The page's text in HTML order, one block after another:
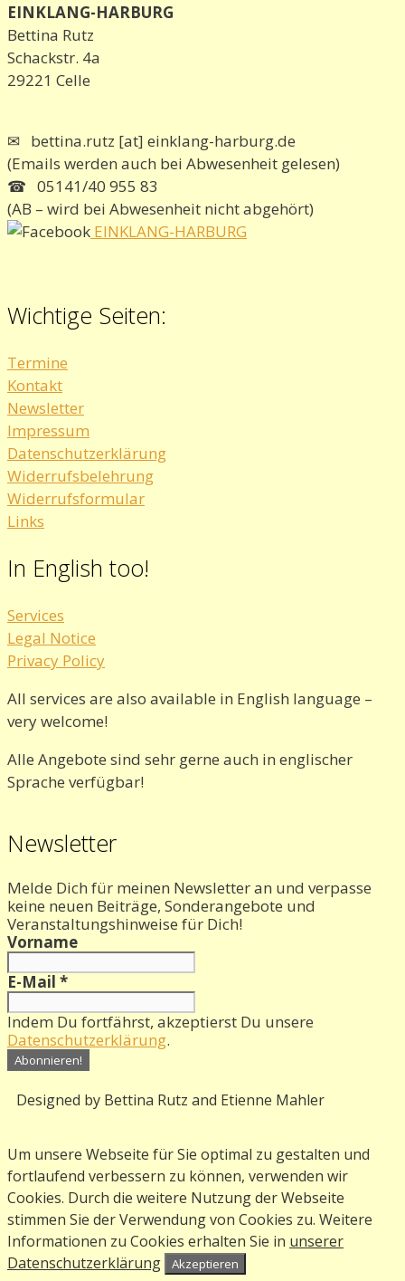
EINKLANG-HARBURG
Bettina Rutz
Schackstr. 4a
29221 Celle
✉ bettina.rutz [at] einklang-harburg.de
(Emails werden auch bei Abwesenheit gelesen)
☎ 05141/40 955 83
(AB – wird bei Abwesenheit nicht abgehört)
EINKLANG-HARBURG
Wichtige Seiten:
Termine
Kontakt
Newsletter
Impressum
Datenschutzerklärung
Widerrufsbelehrung
Widerrufsformular
Links
In English too!
Services
Legal Notice
Privacy Policy
All services are also available in English language –
very welcome!
Alle Angebote sind sehr gerne auch in englischer
Sprache verfügbar!
Newsletter
Melde Dich für meinen Newsletter an und verpasse
keine neuen Beiträge, Sonderangebote und
Veranstaltungshinweise für Dich!
Vorname
E-Mail *
Indem Du fortfährst, akzeptierst Du unsere
Datenschutzerklärung.
Designed by Bettina Rutz and Etienne Mahler
Um unsere Webseite für Sie optimal zu gestalten und
fortlaufend verbessern zu können, verwenden wir
Cookies. Durch die weitere Nutzung der Webseite
stimmen Sie der Verwendung von Cookies zu. Weitere
Informationen zu Cookies erhalten Sie in unserer
Datenschutzerklärung
Akzeptieren